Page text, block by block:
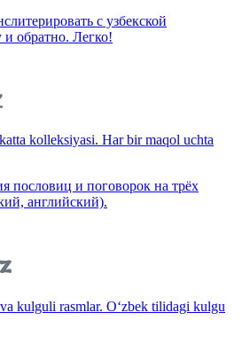
с узбекской
обратно. Легко!
kolleksiyasi. Har bir maqol uchta
пословиц и поговорок на трёх
английский).
kulguli rasmlar. O‘zbek tilidagi kulgu